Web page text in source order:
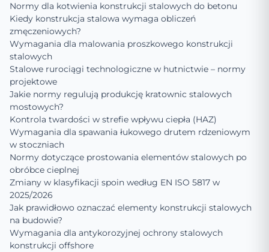
Normy dla kotwienia konstrukcji stalowych do betonu
Kiedy konstrukcja stalowa wymaga obliczeń
zmęczeniowych?
Wymagania dla malowania proszkowego konstrukcji
stalowych
Stalowe rurociągi technologiczne w hutnictwie – normy
projektowe
Jakie normy regulują produkcję kratownic stalowych
mostowych?
Kontrola twardości w strefie wpływu ciepła (HAZ)
Wymagania dla spawania łukowego drutem rdzeniowym
w stoczniach
Normy dotyczące prostowania elementów stalowych po
obróbce cieplnej
Zmiany w klasyfikacji spoin według EN ISO 5817 w
2025/2026
Jak prawidłowo oznaczać elementy konstrukcji stalowych
na budowie?
Wymagania dla antykorozyjnej ochrony stalowych
konstrukcji offshore